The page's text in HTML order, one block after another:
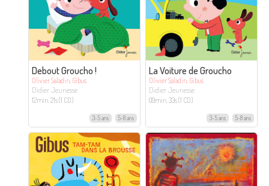
Debout Groucho !
Olivier Saladin, Gibus
Didier Jeunesse
12min. 21s (1 CD)
3-5 ans 5-8 ans
La Voiture de Groucho
Olivier Saladin, Gibus
Didier Jeunesse
09min. 33s (1 CD)
3-5 ans 5-8 ans